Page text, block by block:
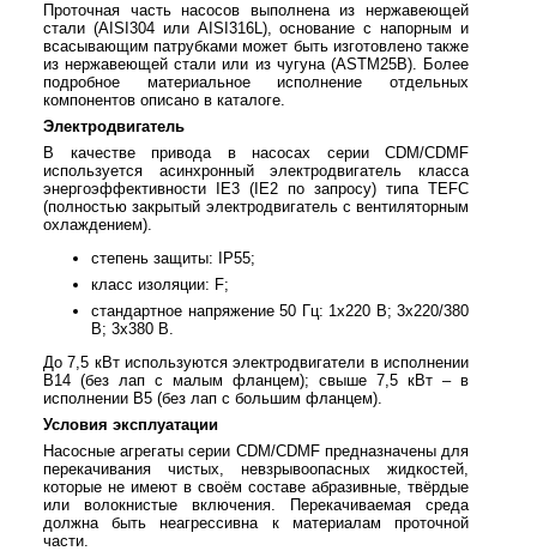
Проточная часть насосов выполнена из нержавеющей
стали (AISI304 или AISI316L), основание с напорным и
всасывающим патрубками может быть изготовлено также
из нержавеющей стали или из чугуна (ASTM25B). Более
подробное материальное исполнение отдельных
компонентов описано в каталоге.
Электродвигатель
В качестве привода в насосах серии CDM/CDMF
используется асинхронный электродвигатель класса
энергоэффективности IE3 (IE2 по запросу) типа TEFC
(полностью закрытый электродвигатель с вентиляторным
охлаждением).
степень защиты: IP55;
класс изоляции: F;
стандартное напряжение 50 Гц: 1х220 В; 3x220/380
В; 3x380 В.
До 7,5 кВт используются электродвигатели в исполнении
B14 (без лап с малым фланцем); свыше 7,5 кВт – в
исполнении B5 (без лап с большим фланцем).
Условия эксплуатации
Насосные агрегаты серии CDM/CDMF предназначены для
перекачивания чистых, невзрывоопасных жидкостей,
которые не имеют в своём составе абразивные, твёрдые
или волокнистые включения. Перекачиваемая среда
должна быть неагрессивна к материалам проточной
части.